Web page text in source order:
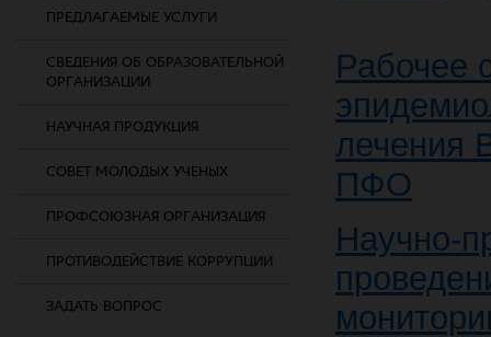
ПРЕДЛАГАЕМЫЕ УСЛУГИ
СВЕДЕНИЯ ОБ ОБРАЗОВАТЕЛЬНОЙ
ОРГАНИЗАЦИИ
НАУЧНАЯ ПРОДУКЦИЯ
СОВЕТ МОЛОДЫХ УЧЕНЫХ
ПРОФСОЮЗНАЯ ОРГАНИЗАЦИЯ
ПРОТИВОДЕЙСТВИЕ КОРРУПЦИИ
ЗАДАТЬ ВОПРОС
Рабочее
лечения
ПФО
Научно-